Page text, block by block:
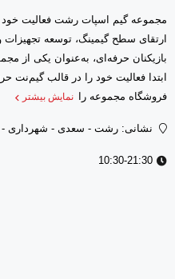
ارتقای سطح گیمینگ، توسعه
بازیکنان حرفه‌ای، به‌عنوان یکی
فروشگاه مجموعه را نمایش بیشتر
نشانی: رشت - سعدى - شهرداری -
10:30-21:30